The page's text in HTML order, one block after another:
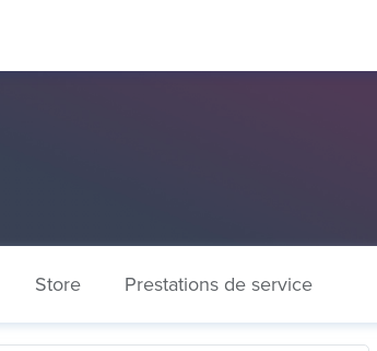
Store Prestations de service